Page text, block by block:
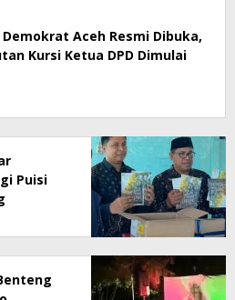
Aceh Resmi Dibuka,
Kursi Ketua DPD Dimulai
Puisi